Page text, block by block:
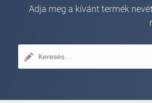
Adja meg a kívánt termék